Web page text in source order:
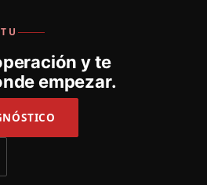
y te
empezar.